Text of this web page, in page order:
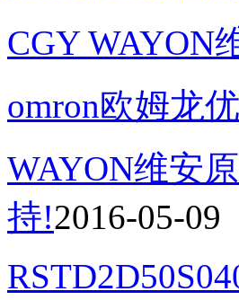
CGY WAYON
omron欧姆龙
WAYON维安
持!2016-05-09